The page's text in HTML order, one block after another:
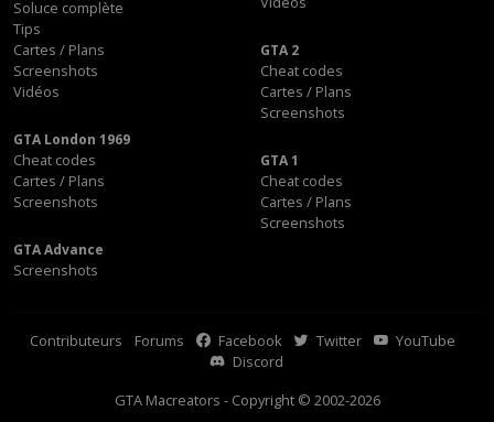
Soluce complète
Tips
Cartes / Plans
Screenshots
Vidéos
GTA 2
Cheat codes
Cartes / Plans
Screenshots
GTA London 1969
Cheat codes
Cartes / Plans
Screenshots
GTA 1
Cheat codes
Cartes / Plans
Screenshots
GTA Advance
Screenshots
Contributeurs Forums Facebook Twitter
YouTube
Discord
GTA Macreators - Copyright © 2002-2026